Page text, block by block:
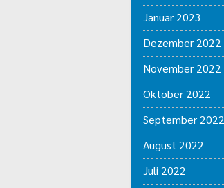
Januar 2023
Dezember 2022
November 2022
Oktober 2022
September 2022
August 2022
Juli 2022